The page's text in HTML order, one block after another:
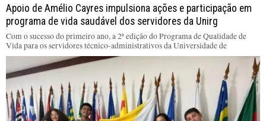
Apoio de Amélio Cayres impulsiona ações e participação em
programa de vida saudável dos servidores da Unirg
Com o sucesso do primeiro ano, a 2ª edição do Programa de Qualidade de
Vida para os servidores técnico-administrativos da Universidade de